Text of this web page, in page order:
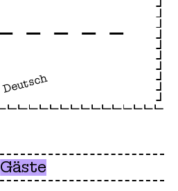
Deutsch
Gäste